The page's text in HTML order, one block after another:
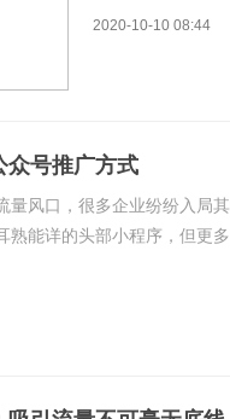
新手怎么引流，
道吧：一、百度
2020-10-10 08:44
众号推广方式
量风口，很多企业纷纷入局
熟能详的头部小程序，但更
盘点了以下五大类、共计